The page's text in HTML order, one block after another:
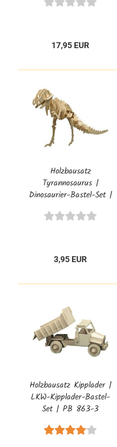
17,95 EUR
Holzbausatz
Tyrannosaurus |
Dinosaurier-Bastel-Set |
3,95 EUR
Holzbausatz Kipplader |
LKW-Kipplader-Bastel-
Set | PB 863-3